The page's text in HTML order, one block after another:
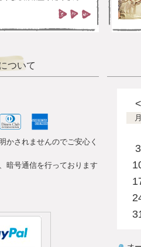
ついて
かされませんのでご安心く
暗号通信を行っております
<
月
3